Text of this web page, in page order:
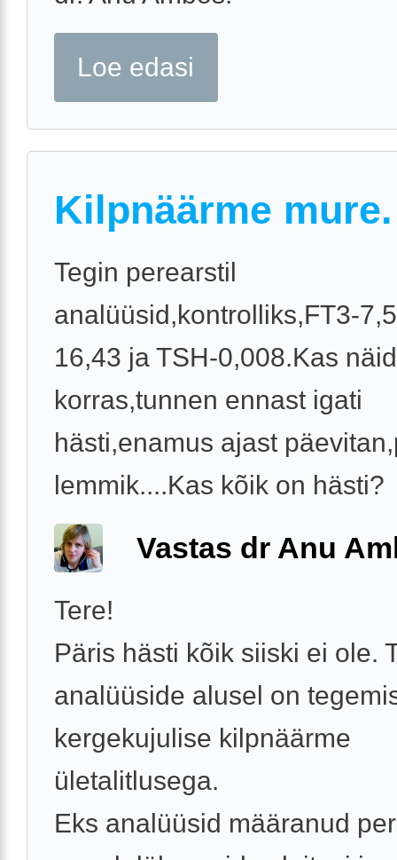
Loe edasi
Kilpnäärme mure.
Tegin perearstil
analüüsid,kontrolliks,FT3-
16,43 ja TSH-0,008.Kas
korras,tunnen ennast igati
hästi,enamus ajast
lemmik....Kas kõik on hästi?
Vastas dr Anu
Tere!
Päris hästi kõik siiski ei ole.
analüüside alusel on
kergekujulise kilpnäärme
ületalitlusega.
Eks analüüsid määranud